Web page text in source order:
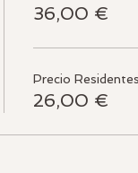
36,00 €
Precio Residentes
26,00 €